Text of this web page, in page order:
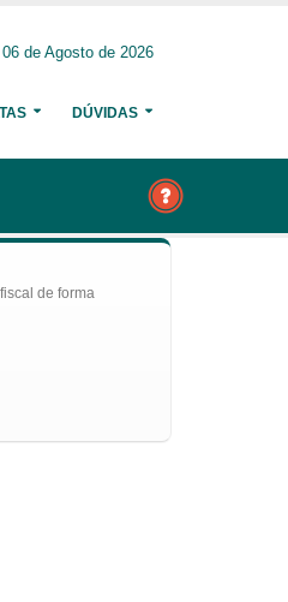
de Agosto de 2026
DÚVIDAS
de forma